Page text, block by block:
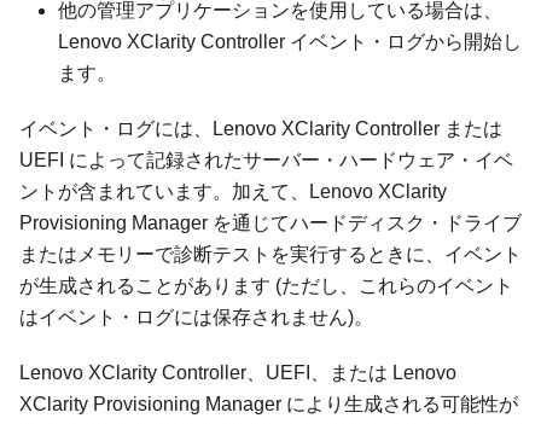
他の管理アプリケーションを使用している場合は、
Lenovo XClarity Controller イベント・ログから開始し
ます。
イベント・ログには、 Lenovo XClarity Controller または
UEFI によって記録されたサーバー・ハードウェア・イベ
ントが含まれています。加えて、
Lenovo XClarity
Provisioning Manager を通じてハードディスク・ドライブ
またはメモリーで診断テストを実行するときに、イベント
が生成されることがあります (ただし、これらのイベント
はイベント・ログには保存されません)。
Lenovo XClarity Controller 、UEFI、または Lenovo
XClarity Provisioning Manager により生成される可能性が